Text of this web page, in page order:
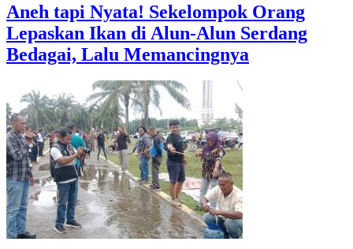
Aneh tapi Nyata! Sekelompok Orang
Lepaskan Ikan di Alun-Alun Serdang
Bedagai, Lalu Memancingnya